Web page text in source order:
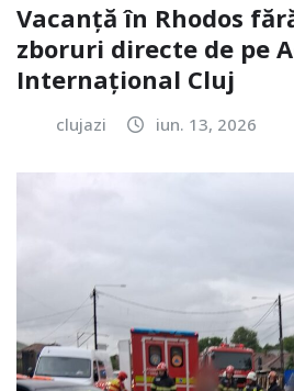
Vacanță în Rhodos
zboruri directe de pe
Internațional Cluj
clujazi iun. 13, 2026